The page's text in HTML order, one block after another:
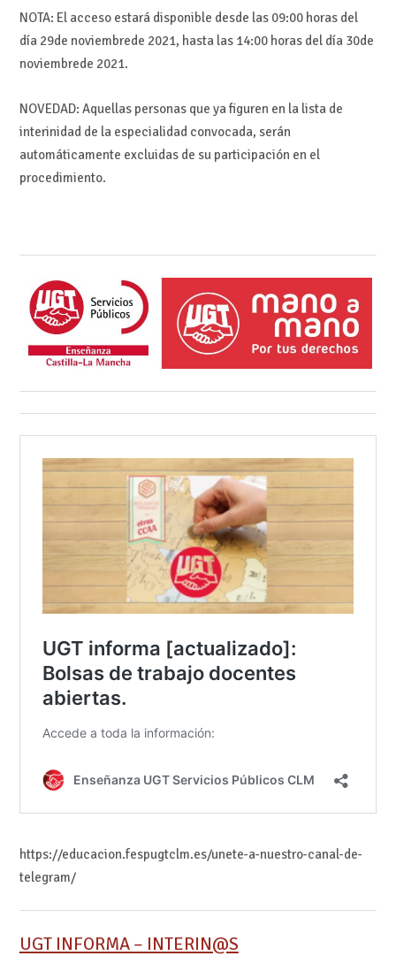
NOTA: El acceso estará disponible desde las 09:00 horas del
día 29de noviembrede 2021, hasta las 14:00 horas del día 30de
noviembrede 2021.
NOVEDAD: Aquellas personas que ya figuren en la lista de
interinidad de la especialidad convocada, serán
automáticamente excluidas de su participación en el
procedimiento.
https://educacion.fespugtclm.es/unete-a-nuestro-canal-de-
telegram/
UGT INFORMA – INTERIN@S